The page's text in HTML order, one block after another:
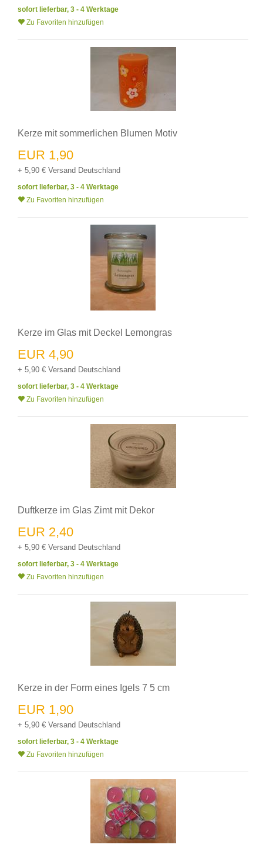
sofort lieferbar, 3 - 4 Werktage
Zu Favoriten hinzufügen
Kerze mit sommerlichen Blumen Motiv
EUR 1,90
+ 5,90 € Versand Deutschland
sofort lieferbar, 3 - 4 Werktage
Zu Favoriten hinzufügen
Kerze im Glas mit Deckel Lemongras
EUR 4,90
+ 5,90 € Versand Deutschland
sofort lieferbar, 3 - 4 Werktage
Zu Favoriten hinzufügen
Duftkerze im Glas Zimt mit Dekor
EUR 2,40
+ 5,90 € Versand Deutschland
sofort lieferbar, 3 - 4 Werktage
Zu Favoriten hinzufügen
Kerze in der Form eines Igels 7 5 cm
EUR 1,90
+ 5,90 € Versand Deutschland
sofort lieferbar, 3 - 4 Werktage
Zu Favoriten hinzufügen